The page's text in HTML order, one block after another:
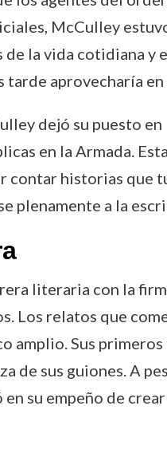
McCulley
la vida cotidiana
aprovecharía
dejó su puesto en
en la Armada.
historias que
plenamente a la
literaria con la
Los relatos que
amplio. Sus
de sus guiones. A
su empeño de